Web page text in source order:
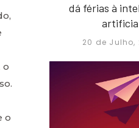
o
o
dá férias à
20 de Julho,